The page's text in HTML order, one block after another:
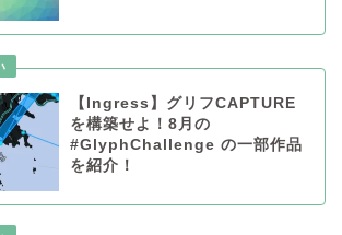
【Ingress】グリフCAPTURE
を構築せよ！8月の
#GlyphChallenge の一部作品
を紹介！